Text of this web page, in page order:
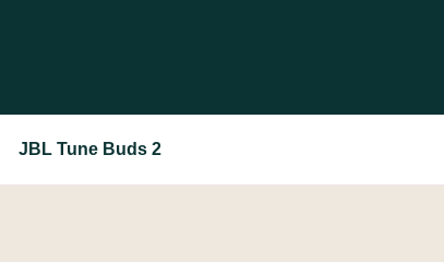
JBL Tune Buds 2